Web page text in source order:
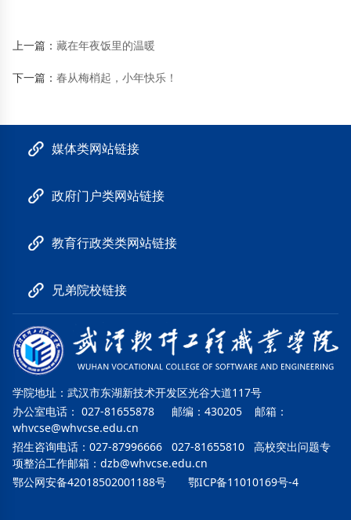
上一篇：藏在年夜饭里的温暖
下一篇：春从梅梢起，小年快乐！
媒体类网站链接
政府门户类网站链接
教育行政类类网站链接
兄弟院校链接
学院地址：武汉市东湖新技术开发区光谷大道117号
办公室电话： 027-81655878 邮编：430205 邮箱：
whvcse@whvcse.edu.cn
招生咨询电话：027-87996666 027-81655810 高校突出问题专
项整治工作邮箱：dzb@whvcse.edu.cn
鄂公网安备42018502001188号
鄂ICP备11010169号-4